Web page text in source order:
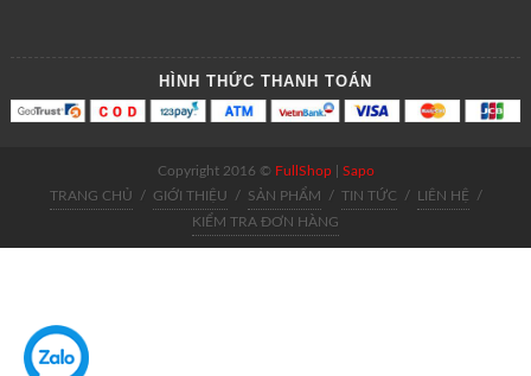
HÌNH THỨC THANH TOÁN
Copyright 2016 © FullShop| Sapo
TRANG CHỦ
/ GIỚI THIỆU / SẢN PHẨM / TIN TỨC / LIÊN HỆ
/
KIỂM TRA ĐƠN HÀNG